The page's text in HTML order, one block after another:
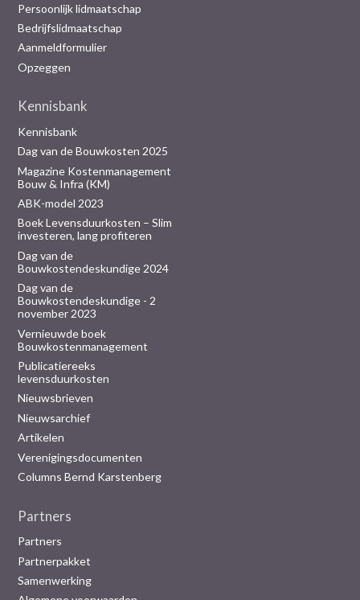
Persoonlijk lidmaatschap
Bedrijfslidmaatschap
Aanmeldformulier
Opzeggen
Kennisbank
Kennisbank
Dag van de Bouwkosten 2025
Magazine Kostenmanagement
Bouw & Infra (KM)
ABK-model 2023
Boek Levensduurkosten – Slim
investeren, lang profiteren
Dag van de
Bouwkostendeskundige 2024
Dag van de
Bouwkostendeskundige - 2
november 2023
Vernieuwde boek
Bouwkostenmanagement
Publicatiereeks
levensduurkosten
Nieuwsbrieven
Nieuwsarchief
Artikelen
Verenigingsdocumenten
Columns Bernd Karstenberg
Partners
Partners
Partnerpakket
Samenwerking